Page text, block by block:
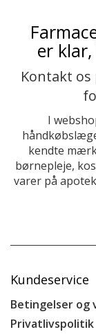
er
Kontakt os
I
kendte
børnepleje,
varer på
Kundeservice
Betingelser og
Privatlivspolitik